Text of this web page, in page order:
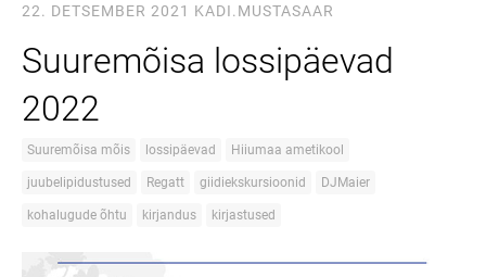
22. DETSEMBER 2021 KADI.MUSTASAAR
Suuremõisa lossipäevad
2022
Suuremõisa mõis lossipäevad Hiiumaa ametikool
juubelipidustused Regatt giidiekskursioonid DJMaier
kohalugude õhtu kirjandus kirjastused